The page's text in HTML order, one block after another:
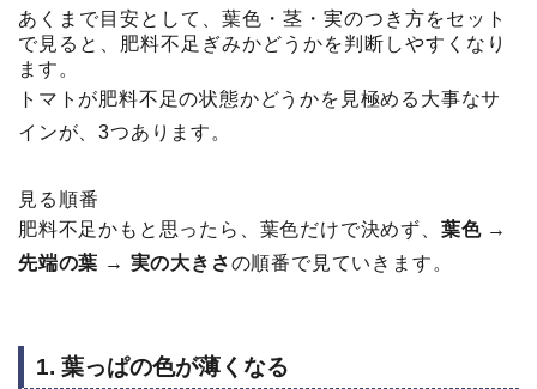
あくまで目安として、葉色・茎・実のつき方をセット
で見ると、肥料不足ぎみかどうかを判断しやすくなり
ます。
トマトが肥料不足の状態かどうかを見極める大事なサ
インが、3つあります。
見る順番
肥料不足かもと思ったら、葉色だけで決めず、 葉色 →
先端の葉 → 実の大きさの順番で見ていきます。
1. 葉っぱの色が薄くなる